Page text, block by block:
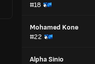
#18
Mohamed Kone
#22
Alpha Sinio